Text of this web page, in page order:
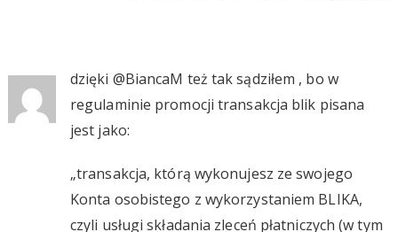
dzięki @BiancaM też tak sądziłem , bo w
regulaminie promocji transakcja blik pisana
jest jako:
„transakcja, którą wykonujesz ze swojego
Konta osobistego z wykorzystaniem BLIKA,
czyli usługi składania zleceń płatniczych (w tym